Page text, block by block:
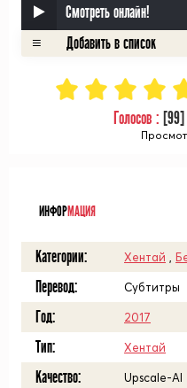
Смотреть онлайн!
Голосов : [99]
ИНФОРМАЦИЯ
Категории: Хентай
Перевод: Субтитры
Год: 2017
Тип: Хентай
Качество: Upscale-AI